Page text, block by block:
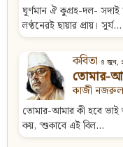
ঘূর্ণমান ঐ কুগ্রহ-দল-
লণ্ঠনেরই ছায়ার প্রায়। সূর্য...
কবিতা ৪ জুন,
তোমার-
কাজী
তোমার-আমার কী হবে ভাই
কয়, ‘শুকাবে এই বিল...